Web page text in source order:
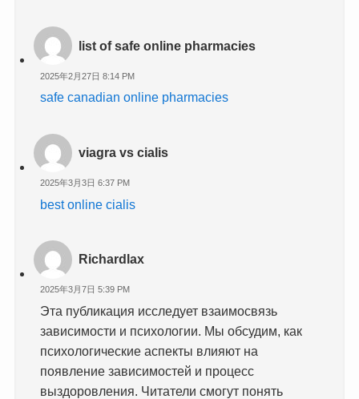
list of safe online pharmacies
2025年2月27日 8:14 PM
safe canadian online pharmacies
viagra vs cialis
2025年3月3日 6:37 PM
best online cialis
Richardlax
2025年3月7日 5:39 PM
Эта публикация исследует взаимосвязь
зависимости и психологии. Мы обсудим, как
психологические аспекты влияют на
появление зависимостей и процесс
выздоровления. Читатели смогут понять